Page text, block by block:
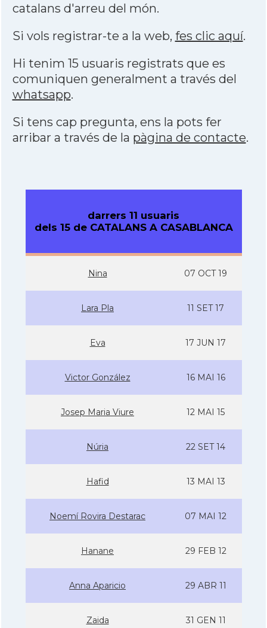
catalans d'arreu del món.
Si vols registrar-te a la web, fes clic aquí.
Hi tenim 15 usuaris registrats que es
comuniquen generalment a través del
whatsapp.
Si tens cap pregunta, ens la pots fer
arribar a través de la pàgina de contacte.
darrers 11 usuaris
dels 15 de CATALANS A CASABLANCA
Nina 07 OCT 19
Lara Pla 11 SET 17
Eva 17 JUN 17
Victor González 16 MAI 16
Josep Maria Viure 12 MAI 15
Núria 22 SET 14
Hafid 13 MAI 13
Noemí­ Rovira Destarac 07 MAI 12
Hanane 29 FEB 12
Anna Aparicio 29 ABR 11
Zaida 31 GEN 11